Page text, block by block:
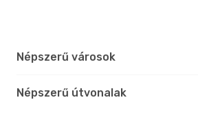
Népszerű városok
Népszerű útvonalak